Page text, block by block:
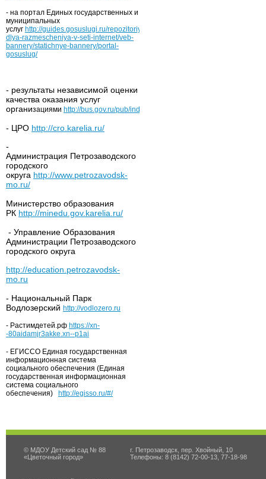
- на портал Единых государственных и
муниципальных
услуг http://guides.gosuslugi.ru/repozitoriy/materialy-
dlya-razmescheniya-v-seti-internet/veb-
bannery/statichnye-bannery/portal-
gosuslug/
- результаты независимой оценки
качества оказания услуг
организациями http://bus.gov.ru/pub/independentRating/list
- ЦРО http://cro.karelia.ru/
-
Администрация Петрозаводского
городского
округа http://www.petrozavodsk-
mo.ru/
Министерство образования
РК http://minedu.gov.karelia.ru/
- Управление Образования
Администрации Петрозаводского
городского округа
http://education.petrozavodsk-
mo.ru
- Национальный Парк
Водлозерский http://vodlozero.ru
- Растимдетей.рф https://xn-
-80aidamjr3akke.xn--p1ai
- ЕГИССО Единая государственная
информационная система
социального обеспечения (Единая
государственная информационная
система социального
обеспечения)
http://egisso.ru/#/
© МДОУ Детский сад № 88
«Цветочный город»
г. Петрозаводск, пер. Хвойный, 10
Телефоны: 8 (8142) 72-00-13, 77-18-98